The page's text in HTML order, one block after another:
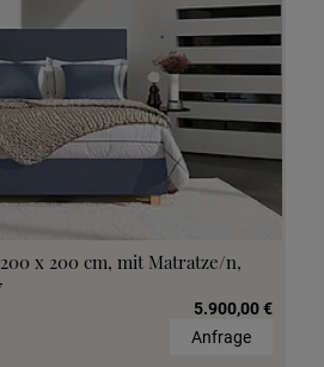
x 200 cm, mit Matratze/n,
5.900,00 €
Anfrage